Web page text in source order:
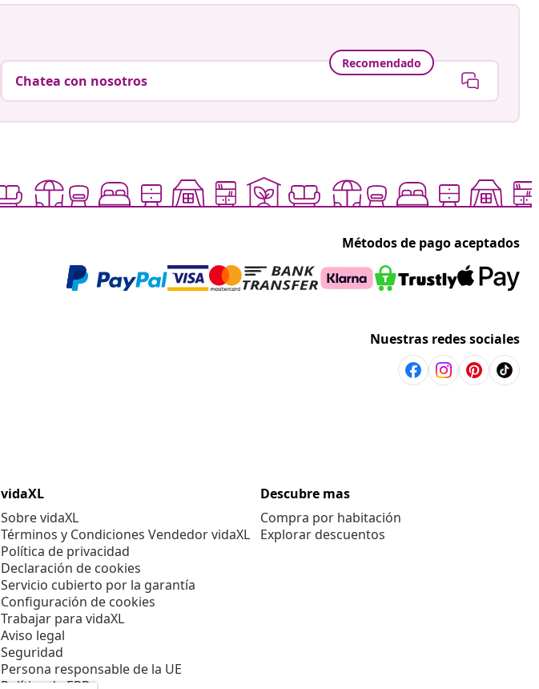
Recomendado
Chatea con nosotros
Métodos de pago aceptados
Nuestras redes sociales
vidaXL
Sobre vidaXL
Términos y Condiciones Vendedor vidaXL
Política de privacidad
Declaración de cookies
Servicio cubierto por la garantía
Configuración de cookies
Trabajar para vidaXL
Aviso legal
Seguridad
Persona responsable de la UE
Descubre mas
Compra por habitación
Explorar descuentos